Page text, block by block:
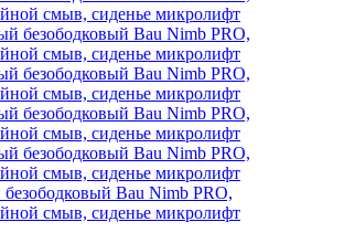
Bau Nimb PRO,
смыв, сиденье микролифт